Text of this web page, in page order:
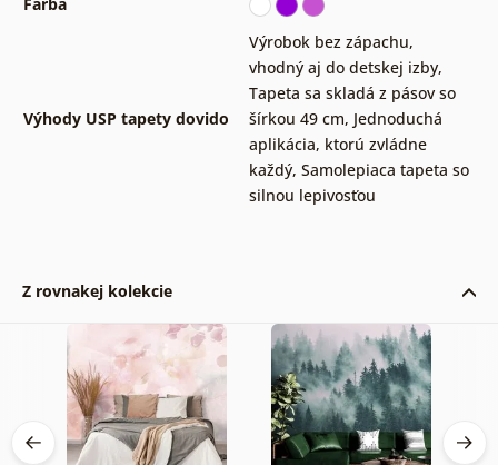
Výhody USP tapety dovido
Výrobok bez zápachu,
vhodný aj do detskej izby,
Tapeta sa skladá z pásov so
šírkou 49 cm, Jednoduchá
aplikácia, ktorú zvládne
každý, Samolepiaca tapeta so
silnou lepivosťou
Z rovnakej kolekcie